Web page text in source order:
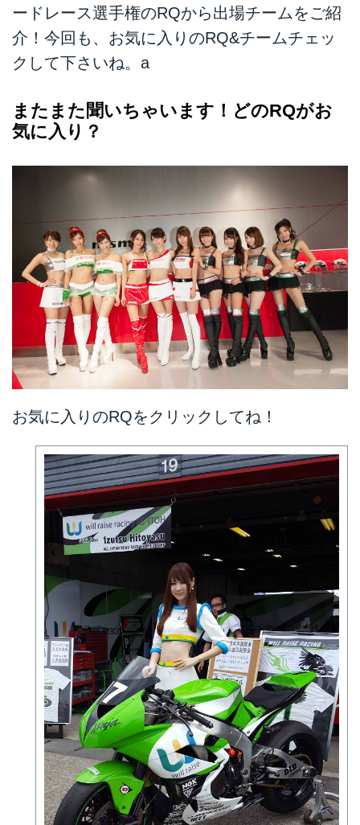
ードレース選手権のRQから出場チームをご紹
介！今回も、お気に入りのRQ&チームチェッ
クして下さいね。a
またまた聞いちゃいます！どのRQがお
気に入り？
お気に入りのRQをクリックしてね！